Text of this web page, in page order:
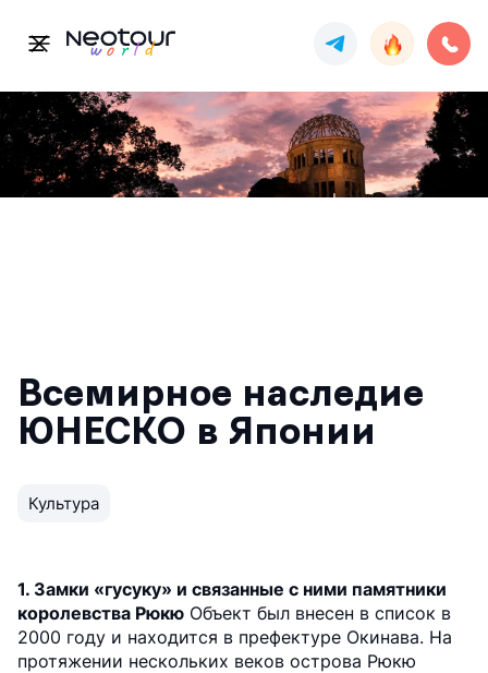
Всемирное наследие
ЮНЕСКО в Японии
Культура
1. Замки «гусуку» и связанные с ними памятники
королевства Рюкю Объект был внесен в список в
2000 году и находится в префектуре Окинава. На
протяжении нескольких веков острова Рюкю